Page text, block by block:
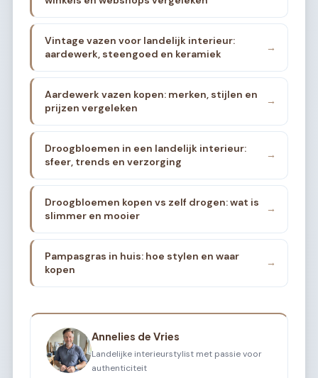
Vintage vazen voor landelijk interieur:
aardewerk, steengoed en keramiek
→
Aardewerk vazen kopen: merken, stijlen en
prijzen vergeleken
→
Droogbloemen in een landelijk interieur:
sfeer, trends en verzorging
→
Droogbloemen kopen vs zelf drogen: wat is
slimmer en mooier
→
Pampasgras in huis: hoe stylen en waar
kopen
→
Annelies de Vries
Landelijke interieurstylist met passie voor
authenticiteit